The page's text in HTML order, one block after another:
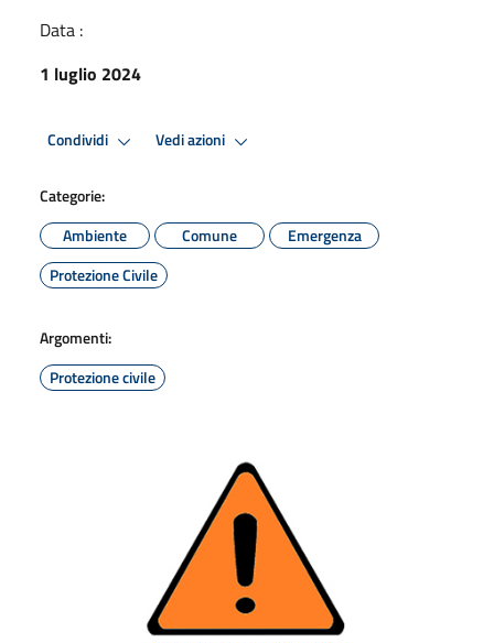
Data :
1 luglio 2024
Condividi Vedi azioni
Categorie:
Ambiente
Comune
Emergenza
Protezione Civile
Argomenti:
Protezione civile